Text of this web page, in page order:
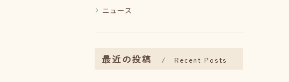
ニュース
最近の投稿 Recent Posts